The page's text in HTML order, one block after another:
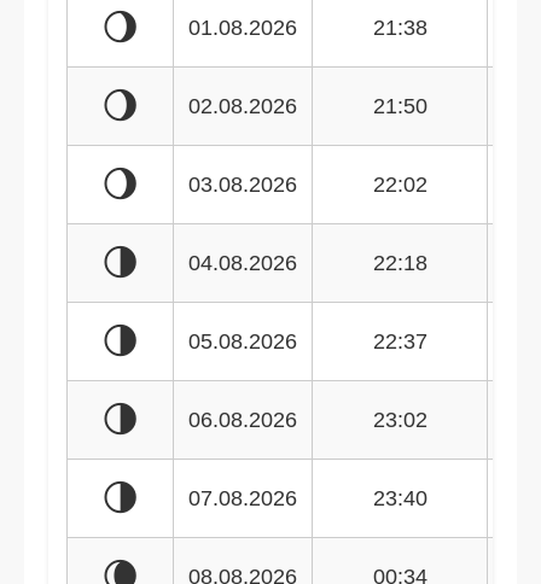
🌖 01.08.2026 21:38
🌖 02.08.2026 21:50
🌖 03.08.2026 22:02
🌗 04.08.2026 22:18
🌗 05.08.2026 22:37
🌗 06.08.2026 23:02
🌗 07.08.2026 23:40
08.08.2026 00:34